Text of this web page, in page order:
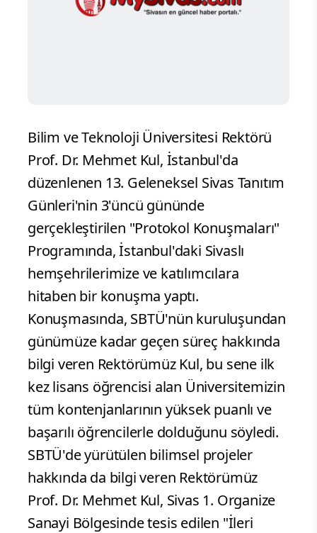
Bilim ve Teknoloji Üniversitesi Rektörü
Prof. Dr. Mehmet Kul, İstanbul'da
düzenlenen 13. Geleneksel Sivas Tanıtım
Günleri'nin 3'üncü gününde
gerçekleştirilen "Protokol Konuşmaları"
Programında, İstanbul'daki Sivaslı
hemşehrilerimize ve katılımcılara
hitaben bir konuşma yaptı.
Konuşmasında, SBTÜ'nün kuruluşundan
günümüze kadar geçen süreç hakkında
bilgi veren Rektörümüz Kul, bu sene ilk
kez lisans öğrencisi alan Üniversitemizin
tüm kontenjanlarının yüksek puanlı ve
başarılı öğrencilerle dolduğunu söyledi.
SBTÜ'de yürütülen bilimsel projeler
hakkında da bilgi veren Rektörümüz
Prof. Dr. Mehmet Kul, Sivas 1. Organize
Sanayi Bölgesinde tesis edilen "İleri